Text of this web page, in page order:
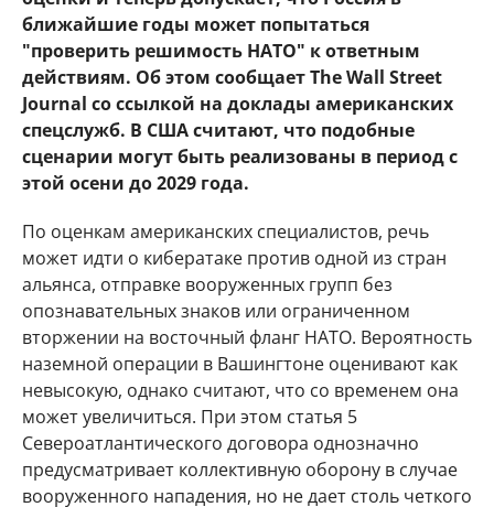
ближайшие годы может попытаться
"проверить решимость НАТО" к ответным
действиям. Об этом сообщает The Wall Street
Journal со ссылкой на доклады американских
спецслужб. В США считают, что подобные
сценарии могут быть реализованы в период с
этой осени до 2029 года.
По оценкам американских специалистов, речь
может идти о кибератаке против одной из стран
альянса, отправке вооруженных групп без
опознавательных знаков или ограниченном
вторжении на восточный фланг НАТО. Вероятность
наземной операции в Вашингтоне оценивают как
невысокую, однако считают, что со временем она
может увеличиться. При этом статья 5
Североатлантического договора однозначно
предусматривает коллективную оборону в случае
вооруженного нападения, но не дает столь четкого